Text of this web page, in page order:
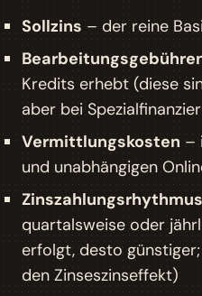
Sollzins– der reine
Kredits erhebt (diese
aber bei
Vermittlungskosten –
und unabhängigen
Zinszahlungsrhythmus
quartalsweise oder
erfolgt, desto
den Zinseszinseffekt)